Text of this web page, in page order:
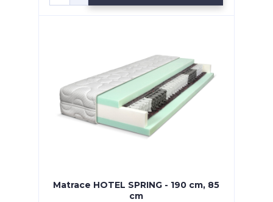
Matrace HOTEL SPRING - 190 cm, 85
cm